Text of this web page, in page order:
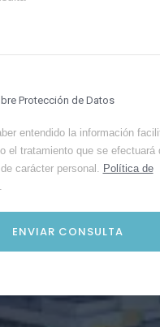
Protección de Datos
entendido la información
el tratamiento que se efectuará
carácter personal. Política de
.